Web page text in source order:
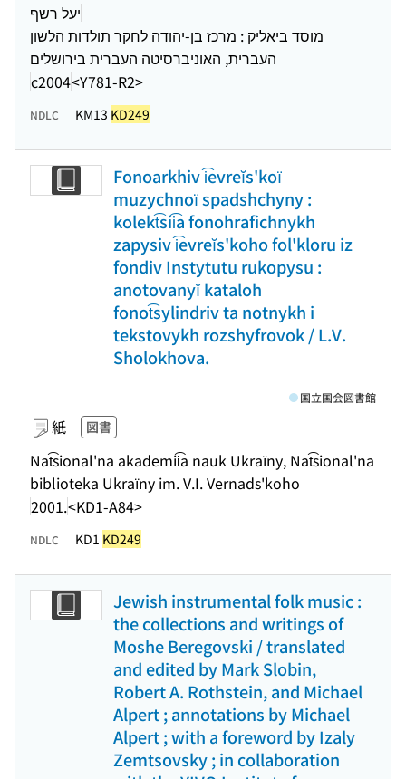
יעל רשף
מוסד ביאליק : מרכז בן-יהודה לחקר תולדות הלשון
העברית, האוניברסיטה העברית בירושלים
<Y781-R2>
NDLC KM13 KD249
Fonoarkhiv i͡evreĭs'koï
muzychnoï spadshchyny :
kolekt͡sii͡a fonohrafichnykh
zapysiv i͡evreĭs'koho fol'kloru iz
fondiv Instytutu rukopysu :
anotovanyĭ kataloh
fonot͡sylindriv ta notnykh i
tekstovykh rozshyfrovok / L.V.
Sholokhova.
紙 図書
Nat͡sional'na akademii͡a nauk Ukraïny, Nat͡sional'na
biblioteka Ukraïny im. V.I. Vernads'koho
2001.<KD1-A84>
国立国会図書館
NDLC KD1 KD249
Jewish instrumental folk music :
the collections and writings of
Moshe Beregovski / translated
and edited by Mark Slobin,
Robert A. Rothstein, and Michael
Alpert ; annotations by Michael
Alpert ; with a foreword by Izaly
Zemtsovsky ; in collaboration